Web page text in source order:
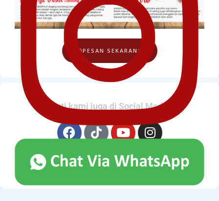
PESAN SEKARANG
Ikuti kami juga di Social Media
Facebook
TiktokYoutubeInstagram